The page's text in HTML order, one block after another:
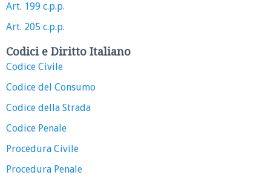
Art. 199 c.p.p.
Art. 205 c.p.p.
Codici e Diritto Italiano
Codice Civile
Codice del Consumo
Codice della Strada
Codice Penale
Procedura Civile
Procedura Penale